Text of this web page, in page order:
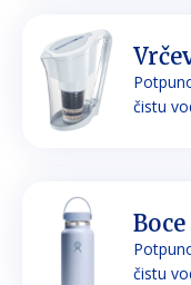
čistu
čistu